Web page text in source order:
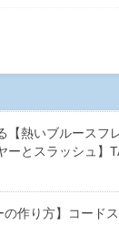
【熱いブルースフ
ーとスラッシュ】
作り方】コード